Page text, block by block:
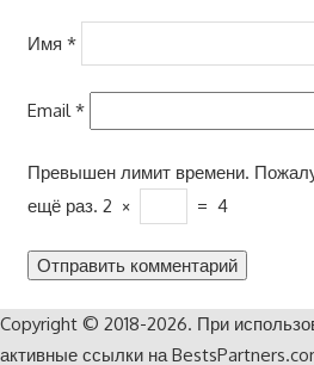
Имя *
Email*
Превышен лимит времени.
ещё раз. 2 × = 4
Copyright © 2018-2026. При
активные ссылки на